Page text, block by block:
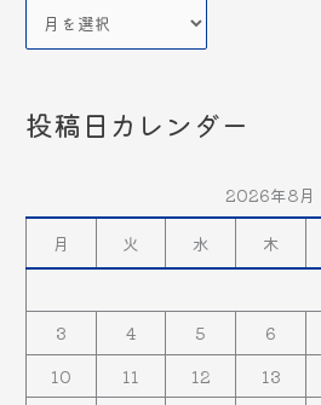
投稿日カレンダー
2026年8月
月
火 水 木
3
4 5 6
10
11 12 13